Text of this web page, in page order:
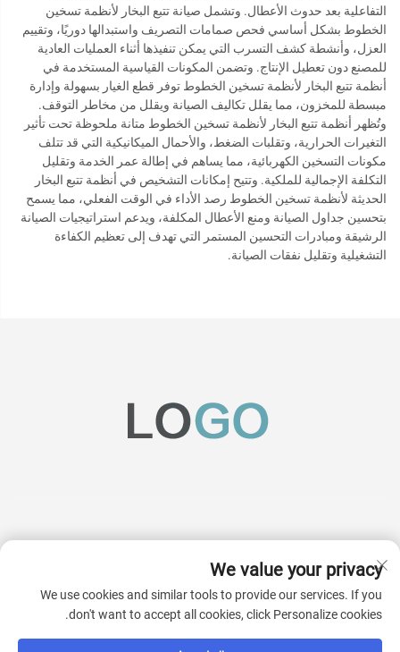
التفاعلية بعد حدوث الأعطال. وتشمل صيانة تتبع البخار لأنظمة تسخين
الخطوط بشكل أساسي فحص صمامات التصريف واستبدالها دوريًا، وتقييم
العزل، وأنشطة كشف التسرب التي يمكن تنفيذها أثناء العمليات العادية
للمصنع دون تعطيل الإنتاج. وتضمن المكونات القياسية المستخدمة في
أنظمة تتبع البخار لأنظمة تسخين الخطوط توفر قطع الغيار بسهولة وإدارة
مبسطة للمخزون، مما يقلل تكاليف الصيانة ويقلل من مخاطر التوقف.
وتُظهر أنظمة تتبع البخار لأنظمة تسخين الخطوط متانة ملحوظة تحت تأثير
التغيرات الحرارية، وتقلبات الضغط، والأحمال الميكانيكية التي قد تتلف
مكونات التسخين الكهربائية، مما يساهم في إطالة عمر الخدمة وتقليل
التكلفة الإجمالية للملكية. وتتيح إمكانات التشخيص في أنظمة تتبع البخار
الحديثة لأنظمة تسخين الخطوط رصد الأداء في الوقت الفعلي، مما يسمح
بتحسين جداول الصيانة ومنع الأعطال المكلفة، ويدعم استراتيجيات الصيانة
الرشيقة ومبادرات التحسين المستمر التي تهدف إلى تعظيم الكفاءة
التشغيلية وتقليل نفقات الصيانة.
اشترك
We value your privacy
We use cookies and similar tools to provide our services. If you
don't want to accept all cookies, click Personalize cookies.